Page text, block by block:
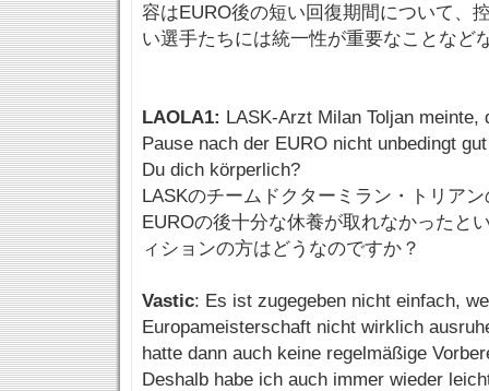
容はEURO後の短い回復期間について、
い選手たちには統一性が重要なことなど
LAOLA1: LASK-Arzt Milan Toljan
Pause nach der EURO nicht unbedingt
Du dich körperlich?
LASKのチームドクターミラン・トリア
EUROの後十分な休養が取れなかったと
ィションの方はどうなのですか？
Vastic: Es ist zugegeben nicht einfach,
Europameisterschaft nicht wirklich
hatte dann auch keine regelmäßige
Deshalb habe ich auch immer wieder